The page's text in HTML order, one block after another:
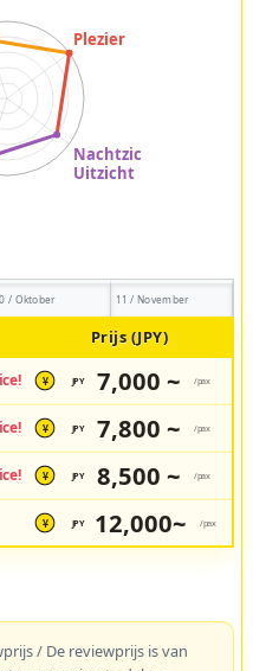
/ Oktober 11 / November
Prijs (JPY)
¥ JPY 7,000 ~ /pax
¥ JPY 7,800 ~ /pax
¥ JPY 8,500 ~ /pax
¥ JPY 12,000~ /pax
/ De reviewprijs is van